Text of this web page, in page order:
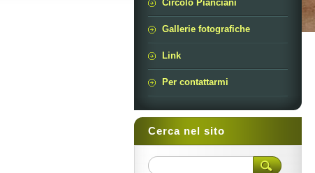
Circolo Pianciani
Gallerie fotografiche
Link
Per contattarmi
Cerca nel sito